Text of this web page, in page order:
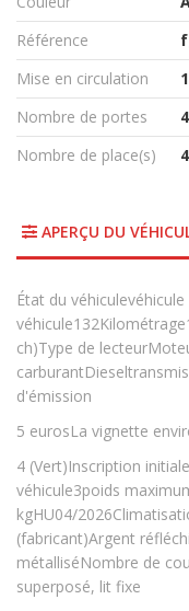
Référence
Mise en circulation
Nombre de portes
4
Nombre de place(s)
4
APERÇU DU
État du
ch)Type de
d'émission
5 eurosLa vignette
4 (Vert)Inscription
véhicule3poids
kgHU04/
(fabricant)Argent
métalliséNombre de
superposé, lit fixe